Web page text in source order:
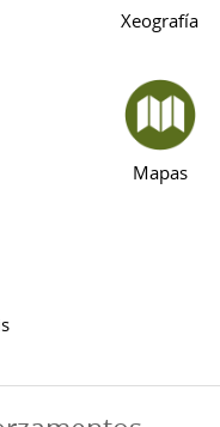
Xeografía
Mapas